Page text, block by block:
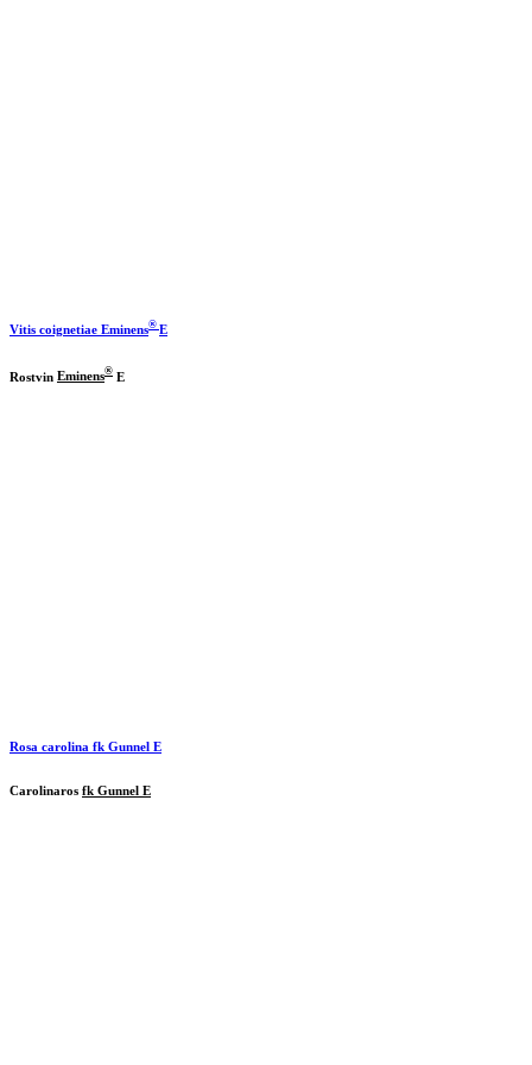
Vitis coignetiae Eminens® E
Rostvin Eminens® E
Rosa carolina fk Gunnel E
Carolinaros fk Gunnel E